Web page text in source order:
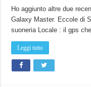
Ho aggiunto altre due
Galaxy Master. Eccole di
suoneria Locale : il gps
Leggi tutto